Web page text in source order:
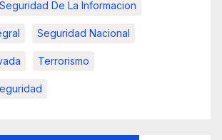
Seguridad De La Informacion
Seguridad Nacional
Terrorismo